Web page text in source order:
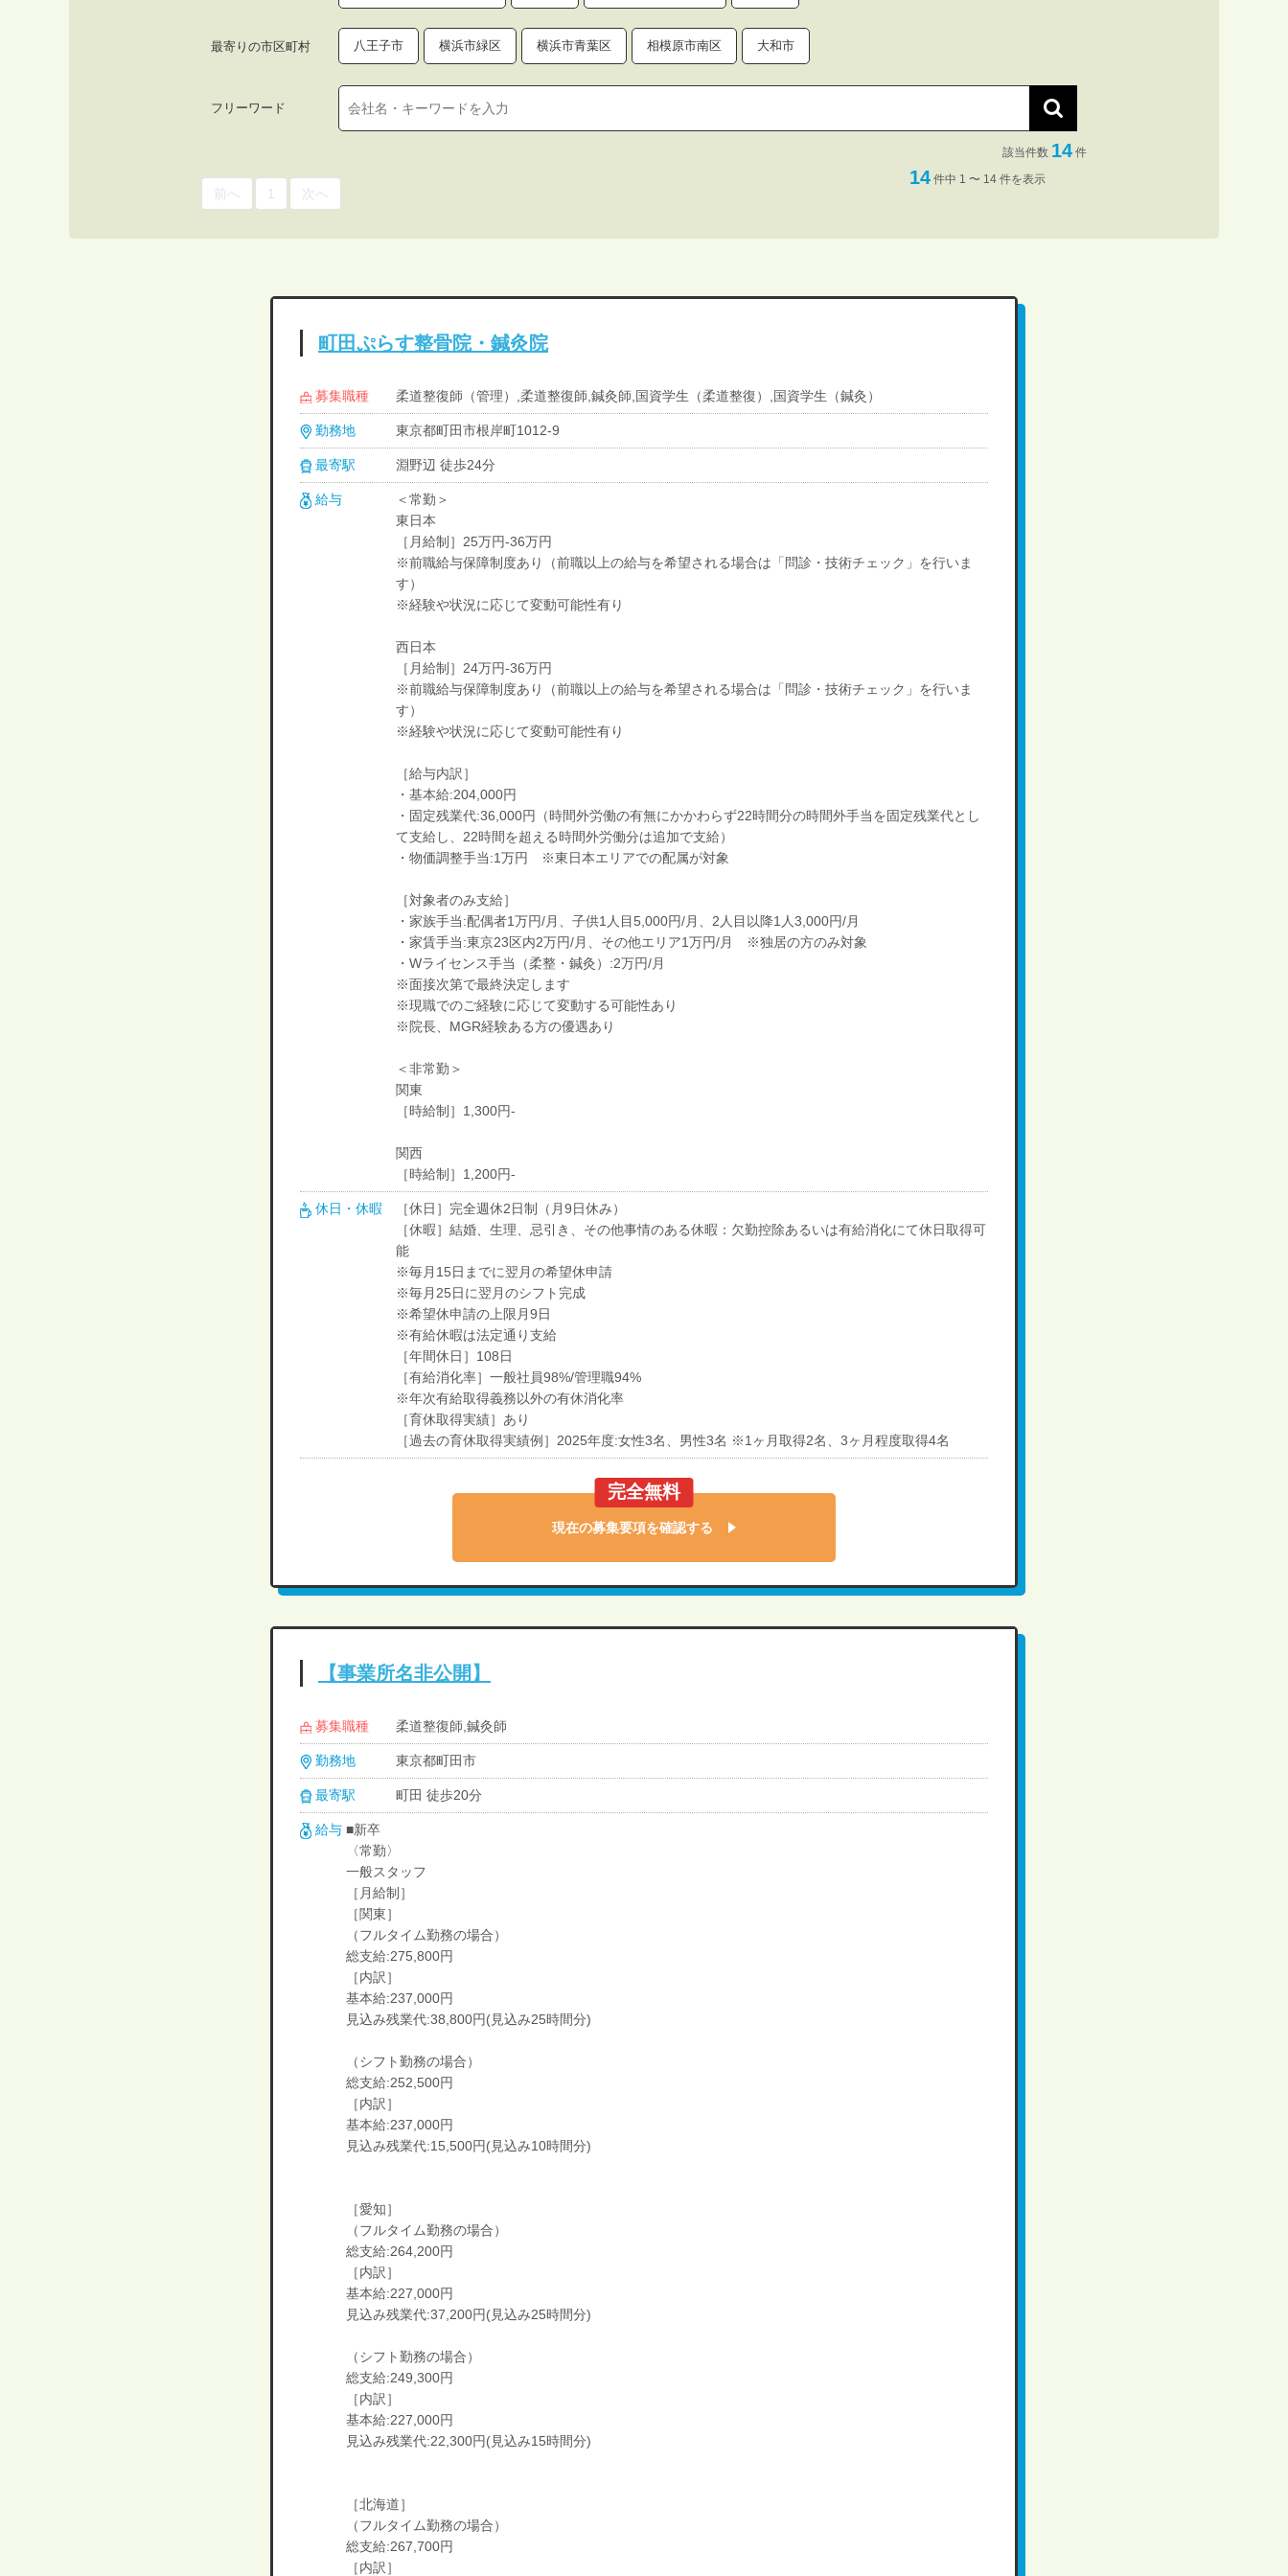
最寄りの市区町村 八王子市 横浜市緑区 横浜市青葉区 相模原市南区 大和市
フリーワード
該当件数 14 件
前へ 1 次へ
14 件中 1 〜 14 件を表示
町田ぷらす整骨院・鍼灸院
募集職種 柔道整復師（管理）,柔道整復師,鍼灸師,国資学生（柔道整復）,国資学生（鍼灸）
勤務地 東京都町田市根岸町1012-9
最寄駅 淵野辺 徒歩24分
給与
＜常勤＞
東日本
［月給制］25万円-36万円
※前職給与保障制度あり（前職以上の給与を希望される場合は「問診・技術チェック」を行いま
す）
※経験や状況に応じて変動可能性有り
西日本
［月給制］24万円-36万円
※前職給与保障制度あり（前職以上の給与を希望される場合は「問診・技術チェック」を行いま
す）
※経験や状況に応じて変動可能性有り
［給与内訳］
・基本給:204,000円
・固定残業代:36,000円（時間外労働の有無にかかわらず22時間分の時間外手当を固定残業代とし
て支給し、22時間を超える時間外労働分は追加で支給）
・物価調整手当:1万円 ※東日本エリアでの配属が対象
［対象者のみ支給］
・家族手当:配偶者1万円/月、子供1人目5,000円/月、2人目以降1人3,000円/月
・家賃手当:東京23区内2万円/月、その他エリア1万円/月 ※独居の方のみ対象
・Wライセンス手当（柔整・鍼灸）:2万円/月
※面接次第で最終決定します
※現職でのご経験に応じて変動する可能性あり
※院長、MGR経験ある方の優遇あり
＜非常勤＞
関東
［時給制］1,300円-
関西
［時給制］1,200円-
休日・休暇
［休日］完全週休2日制（月9日休み）
［休暇］結婚、生理、忌引き、その他事情のある休暇：欠勤控除あるいは有給消化にて休日取得可
能
※毎月15日までに翌月の希望休申請
※毎月25日に翌月のシフト完成
※希望休申請の上限月9日
※有給休暇は法定通り支給
［年間休日］108日
［有給消化率］一般社員98%/管理職94%
※年次有給取得義務以外の有休消化率
［育休取得実績］あり
［過去の育休取得実績例］2025年度:女性3名、男性3名 ※1ヶ月取得2名、3ヶ月程度取得4名
完全無料
現在の募集要項を確認する
【事業所名非公開】
募集職種 柔道整復師,鍼灸師
勤務地 東京都町田市
最寄駅 町田 徒歩20分
給与 ■新卒
〈常勤〉
一般スタッフ
［月給制］
［関東］
（フルタイム勤務の場合）
総支給:275,800円
［内訳］
基本給:237,000円
見込み残業代:38,800円(見込み25時間分)
（シフト勤務の場合）
総支給:252,500円
［内訳］
基本給:237,000円
見込み残業代:15,500円(見込み10時間分)
［愛知］
（フルタイム勤務の場合）
総支給:264,200円
［内訳］
基本給:227,000円
見込み残業代:37,200円(見込み25時間分)
（シフト勤務の場合）
総支給:249,300円
［内訳］
基本給:227,000円
見込み残業代:22,300円(見込み15時間分)
［北海道］
（フルタイム勤務の場合）
総支給:267,700円
［内訳］